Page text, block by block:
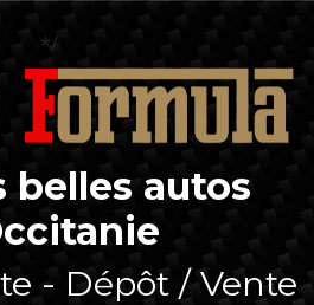
*/
belles autos
- Dépôt / Vente